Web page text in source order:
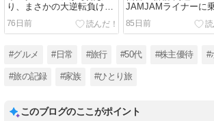
り、まさかの大逆転負けま
76日前
JAMJAMライナーに
85日前
#グルメ #日常 #旅行 #50代 #株主優待 #
#旅の記録 #家族 #ひとり旅
このブログのここがポイント